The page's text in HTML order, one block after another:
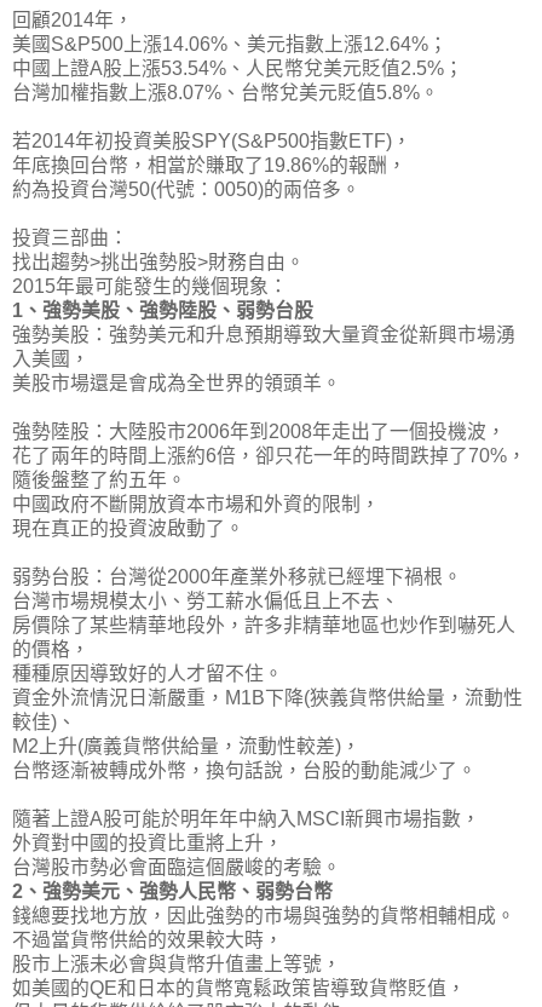
回顧2014年，
美國S&P500上漲14.06%、美元指數上漲12.64%；
中國上證A股上漲53.54%、人民幣兌美元貶值2.5%；
台灣加權指數上漲8.07%、台幣兌美元貶值5.8%。
若2014年初投資美股SPY(S&P500指數ETF)，
年底換回台幣，相當於賺取了19.86%的報酬，
約為投資台灣50(代號：0050)的兩倍多。
投資三部曲：
找出趨勢>挑出強勢股>財務自由 。
2015年最可能發生的幾個現象：
1、強勢美股、強勢陸股、弱勢台股
強勢美股：強勢美元和升息預期導致大量資金從新興市場湧
入美國，
美股市場還是會成為全世界的領頭羊。
強勢陸股：大陸股市2006年到2008年走出了一個投機波，
花了兩年的時間上漲約6倍，卻只花一年的時間跌掉了70%，
隨後盤整了約五年。
中國政府不斷開放資本市場和外資的限制，
現在真正的投資波啟動了。
弱勢台股：台灣從2000年產業外移就已經埋下禍根。
台灣市場規模太小、勞工薪水偏低且上不去、
房價除了某些精華地段外，許多非精華地區也炒作到嚇死人
的價格，
種種原因導致好的人才留不住。
資金外流情況日漸嚴重，M1B下降(狹義貨幣供給量，流動性
較佳)、
M2上升(廣義貨幣供給量，流動性較差)，
台幣逐漸被轉成外幣，換句話說，台股的動能減少了。
隨著 上證A股可能於明年年中納入MSCI新興市場指數，
外資對中國的投資比重將上升 ，
台灣股市勢必會面臨這個嚴峻的考驗。
2、強勢美元、強勢人民幣、弱勢台幣
錢總要找地方放，因此強勢的市場與強勢的貨幣相輔相成。
不過當貨幣供給的效果較大時，
股市上漲未必會與貨幣升值畫上等號，
如美國的QE和日本的貨幣寬鬆政策皆導致貨幣貶值，